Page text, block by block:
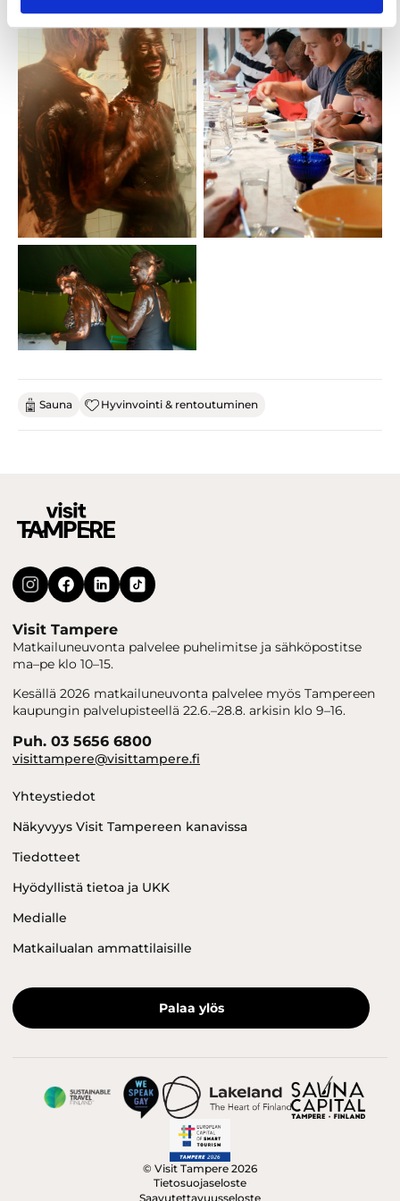
Sauna Hyvinvointi & rentoutuminen
Visit Tampere
Matkailuneuvonta palvelee puhelimitse ja sähköpostitse
ma–pe klo 10–15.
Kesällä 2026 matkailuneuvonta palvelee myös Tampereen
kaupungin palvelupisteellä 22.6.–28.8. arkisin klo 9–16.
Puh. 03 5656 6800
visittampere@visittampere.fi
Yhteystiedot
Näkyvyys Visit Tampereen kanavissa
Tiedotteet
Hyödyllistä tietoa ja UKK
Medialle
Matkailualan ammattilaisille
Palaa ylös
© Visit Tampere 2026
Tietosuojaseloste
Saavutettavuusseloste